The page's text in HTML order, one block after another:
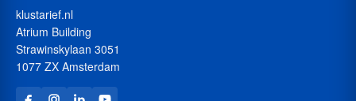
klustarief.nl
Atrium Building
Strawinskylaan 3051
1077 ZX Amsterdam